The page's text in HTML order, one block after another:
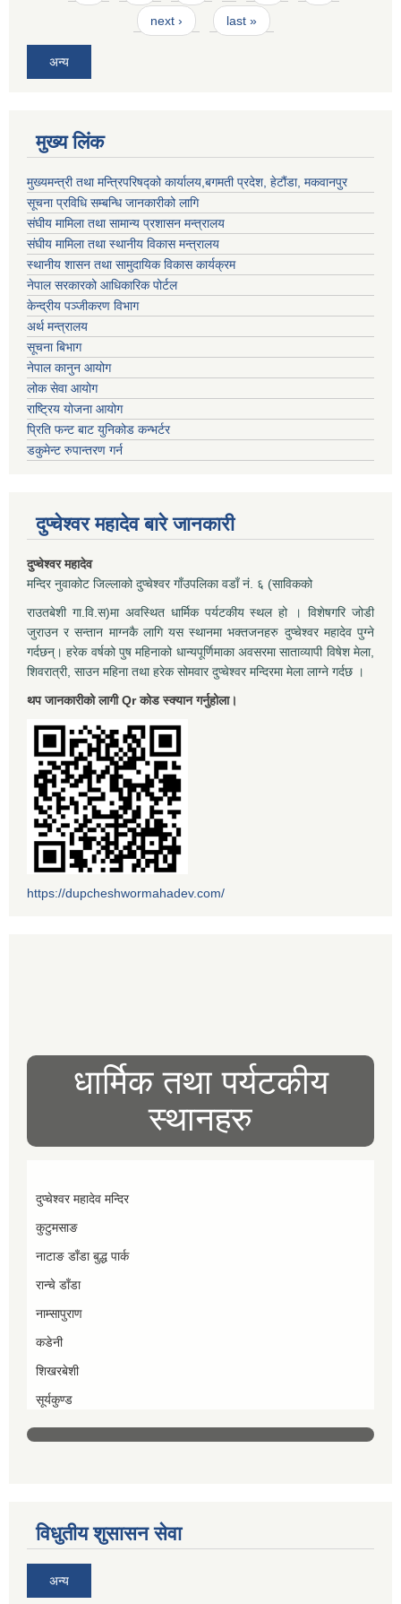
next › last »
अन्य
मुख्य लिंक
मुख्यमन्त्री तथा मन्त्रिपरिषद्को कार्यालय,बगमती प्रदेश, हेटौंडा, मकवानपुर
सूचना प्रविधि सम्बन्धि जानकारीको लागि
संघीय मामिला तथा सामान्य प्रशासन मन्त्रालय
संघीय मामिला तथा स्थानीय विकास मन्त्रालय
स्थानीय शासन तथा सामुदायिक विकास कार्यक्रम
नेपाल सरकारको आधिकारिक पोर्टल
केन्द्रीय पञ्जीकरण विभाग
अर्थ मन्त्रालय
सूचना बिभाग
नेपाल कानुन आयोग
लोक सेवा आयोग
राष्ट्रिय योजना आयोग
प्रिति फन्ट बाट युनिकोड कन्भर्टर
डकुमेन्ट रुपान्तरण गर्न
दुप्चेश्वर महादेव बारे जानकारी
दुप्चेश्वर महादेव
मन्दिर नुवाकोट जिल्लाको दुप्चेश्वर गाँउपलिका वडाँ नं. ६ (साविकको
राउतबेशी गा.वि.स)मा अवस्थित धार्मिक पर्यटकीय स्थल हो । विशेषगरि जोडी
जुराउन र सन्तान माग्नकै लागि यस स्थानमा भक्तजनहरु दुप्चेश्वर महादेव पुग्ने
गर्दछन्। हरेक वर्षको पुष महिनाको धान्यपूर्णिमाका अवसरमा साताव्यापी विषेश मेला,
शिवरात्री, साउन महिना तथा हरेक सोमवार दुप्चेश्वर मन्दिरमा मेला लाग्ने गर्दछ ।
थप जानकारीको लागी Qr कोड स्क्यान गर्नुहोला।
https://dupcheshwormahadev.com/
धार्मिक तथा पर्यटकीय
स्थानहरु
दुप्चेश्वर महादेव मन्दिर
कुटुमसाङ
नाटाङ डाँडा बुद्ध पार्क
रान्चे डाँडा
नाम्सापुराण
कडेनी
शिखरबेशी
सूर्यकुण्ड
विधुतीय शुसासन सेवा
अन्य